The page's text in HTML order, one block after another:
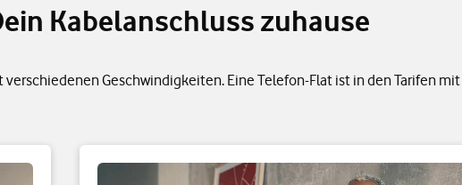
Kabelanschluss zuhause
Geschwindigkeiten. Eine Telefon-Flat ist in den Tarifen mit